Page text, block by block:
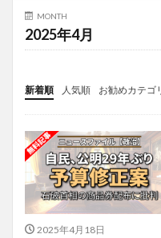
MONTH
2025年4月
新着順 人気順
お勧めカテゴ
投稿
学び
マンガ
電子書籍
2025年4月18日